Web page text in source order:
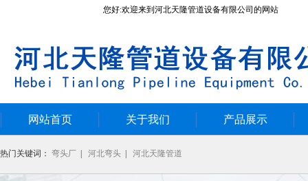
您好:欢迎来到河北天隆管道设备有限公司的网站
网站首页 关于我们 产品展示
热门关键词： 弯头厂 河北弯头 河北天隆管道